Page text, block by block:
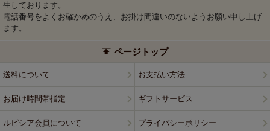
生しております。
電話番号をよくお確かめのうえ、お掛け間違いのないようお願い申し上げ
ます。
ページトップ
送料について お支払い方法
お届け時間帯指定 ギフトサービス
ルピシア会員について プライバシーポリシー